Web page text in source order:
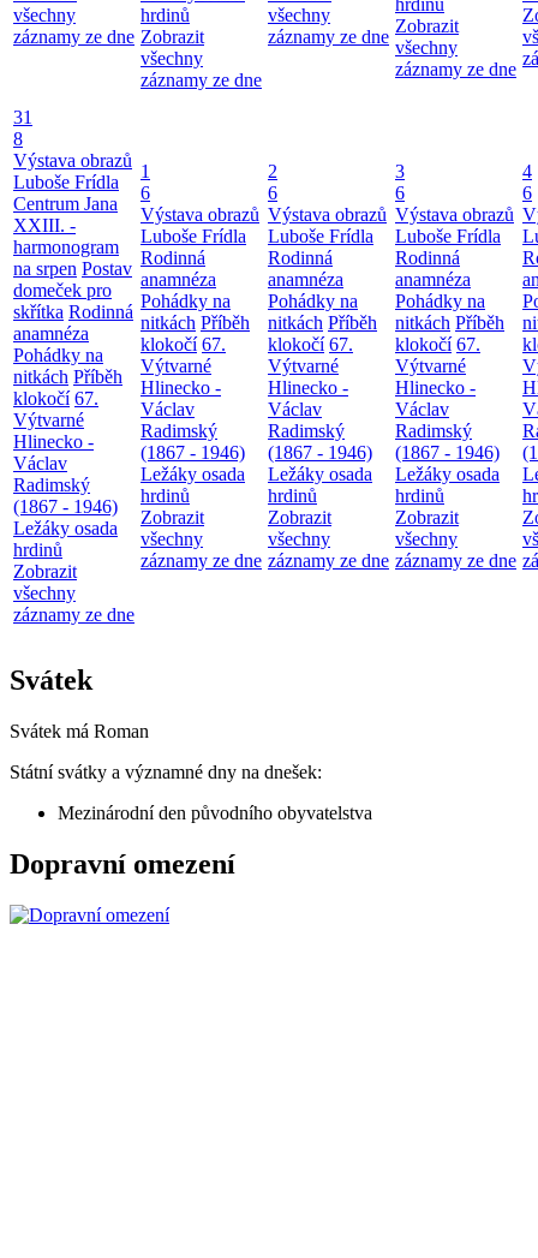
všechny
záznamy ze dne
hrdinů
Zobrazit
všechny
záznamy ze dne
všechny
záznamy ze dne
hrdinů
Zobrazit
všechny
záznamy ze dne
31
8
Výstava obrazů
Luboše Frídla
Centrum Jana
XXIII. -
harmonogram
na srpen Postav
domeček pro
skřítka Rodinná
anamnéza
Pohádky na
nitkách Příběh
klokočí 67.
Výtvarné
Hlinecko -
Václav
Radimský
(1867 - 1946)
Ležáky osada
hrdinů
Zobrazit
všechny
záznamy ze dne
1
6
Výstava obrazů
Luboše Frídla
Rodinná
anamnéza
Pohádky na
nitkách Příběh
klokočí 67.
Výtvarné
Hlinecko -
Václav
Radimský
(1867 - 1946)
Ležáky osada
hrdinů
Zobrazit
všechny
záznamy ze dne
2
6
Výstava obrazů
Luboše Frídla
Rodinná
anamnéza
Pohádky na
nitkách Příběh
klokočí 67.
Výtvarné
Hlinecko -
Václav
Radimský
(1867 - 1946)
Ležáky osada
hrdinů
Zobrazit
všechny
záznamy ze dne
3
6
Výstava obrazů
Luboše Frídla
Rodinná
anamnéza
Pohádky na
nitkách Příběh
klokočí 67.
Výtvarné
Hlinecko -
Václav
Radimský
(1867 - 1946)
Ležáky osada
hrdinů
Zobrazit
všechny
záznamy ze dne
4
6
Svátek
Svátek má Roman
Státní svátky a významné dny na dnešek:
Mezinárodní den původního obyvatelstva
Dopravní omezení